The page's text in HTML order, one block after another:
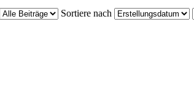
Sortiere nach